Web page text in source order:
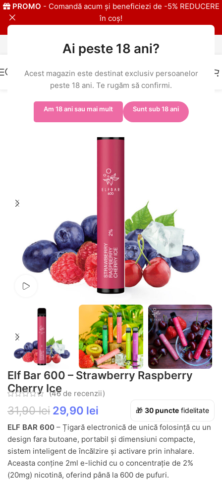
Ai peste 18 ani?
Acest magazin este destinat exclusiv persoanelor
peste 18 ani. Te rugăm să confirmi.
Am 18 ani sau mai mult Sunt sub 18 ani
PROMO - Comandă acum și beneficiezi de -5% REDUCERE
în coș!
IMPORTATOR EXLCUSIV ELFBAR
Shop/ELFBAR 600
Vezi video
Elf Bar 600 – Strawberry Raspberry
Cherry Ice
(46de recenzii)
31,90lei 29,90 lei 🎁 30punctefidelitate
ELF BAR 600 – Țigară electronică de unică folosință cu un
design fara butoane, portabil și dimensiuni compacte,
sistem inteligent de încălzire și activare prin inhalare.
Aceasta conține 2ml e-lichid cu o concentrație de 2%
(20mg) nicotină, oferind până la 600 de pufuri.